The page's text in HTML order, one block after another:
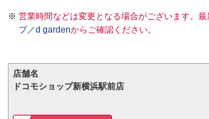
営業時間などは変更となる場合がございます。最
プ／d gardenからご確認ください。
店舗名
ドコモショップ新横浜駅前店